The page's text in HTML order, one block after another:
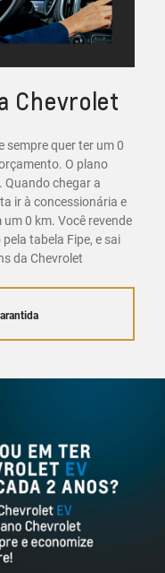
Chevrolet
sempre quer ter um 0
O plano
Quando chegar a
ir à concessionária e
0 km. Você revende
tabela Fipe, e sai
da Chevrolet